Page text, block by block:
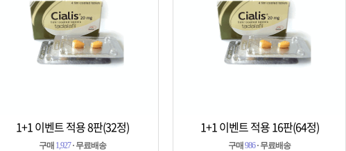
상세보기 담기
1+1 이벤트 적용 8판(32정)
구매 1,927· 무료배송
상세보기 담기
1+1 이벤트 적용 16판(64정)
구매 986· 무료배송